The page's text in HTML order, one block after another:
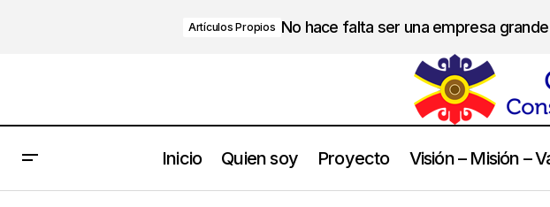
Artículos Propios No hace falta ser una empresa
Inicio Quien soy Proyecto Visión – Misión –